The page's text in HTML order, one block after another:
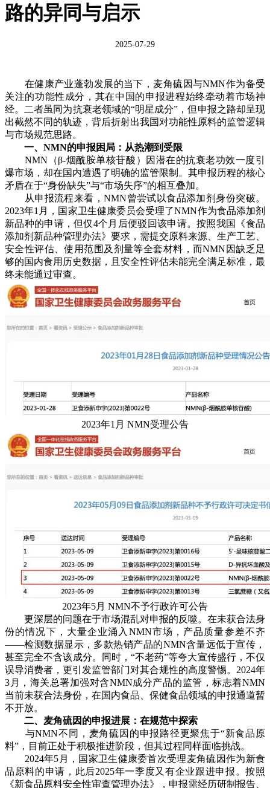
路的异同与启示
2025-07-29
在健康产业蓬勃发展的当下，麦角硫因与NMN作为备受
关注的功能性成分，其在中国的申报进程始终牵动着市场神
经。二者虽同为抗衰老领域的“明星成分”，但申报之路却呈现
出截然不同的轨迹，背后折射出我国对功能性原料的监管逻辑
与市场规范思路。
一、NMN的申报困局：从热潮到受限
NMN（β-烟酰胺单核苷酸）因潜在的抗衰老功效一度引
爆市场，却在国内遭遇了明确的监管限制。其申报历程的核心
矛盾在于“身份缺失”与“市场失序”的相互叠加。
从申报流程来看，NMN曾尝试以食品添加剂身份突破。
2023年1月，国家卫生健康委员会受理了NMN作为食品添加剂
新品种的申请，但仅4个月后便驳回该申请。按照我国《食品
添加剂新品种管理办法》要求，需提交原料来源、生产工艺、
安全性评估、使用范围及剂量等全套材料，而NMN因缺乏足
够的国内食用历史数据，且安全性评估未能完全满足标准，最
终未能通过审查。
2023年1月 NMN受理公告
2023年5月 NMN不予行政许可公告
更深层的问题在于市场混乱对申报的反噬。在未获合法身
份的情况下，大量企业涌入NMN市场，产品质量参差不齐
——检测数据显示，多款热销产品的NMN含量远低于宣传，
甚至完全不含该成分。同时，“不老药”等夸大宣传盛行，不仅
误导消费者，更引发监管部门对其合规性的高度警惕。2024年
3月，海关总署加强对含NMN成分产品的监管，标志着NMN
当前未获合法身份，在国内食品、保健食品领域的申报通道暂
不开放。
二、麦角硫因的申报进展：在规范中探索
与NMN不同，麦角硫因的申报路径更聚焦于“新食品原
料”，目前正处于积极推进阶段，但其过程同样面临挑战。
2024年5月，国家卫生健康委首次受理麦角硫因作为新食
品原料的申请，此后2025年一季度又有企业跟进申报。按照
《新食品原料安全性审查管理办法》，申报需经历研制报告、